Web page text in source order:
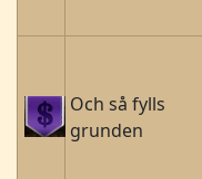
Och så fylls
grunden